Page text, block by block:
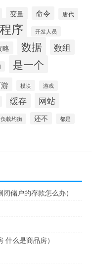
变量 命令 唐代
序 开发人员
略 数据 数组
是一个
模块 游戏
缓存 网站
负载均衡 还不 都是
储户的存款怎么办）
么是商品房）